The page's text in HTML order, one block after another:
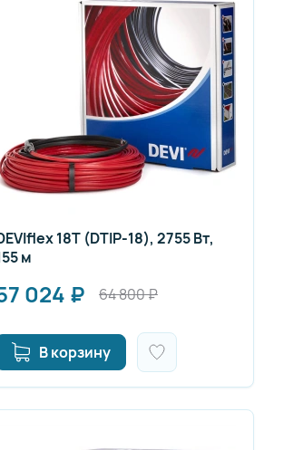
18T (DTIP-18), 2755 Вт,
м
024 ₽ 64 800₽
В корзину